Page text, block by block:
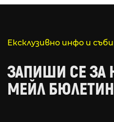
Ексклузивно инфо и
ЗАПИШИ СЕ ЗА
МЕЙЛ БЮЛЕТИН